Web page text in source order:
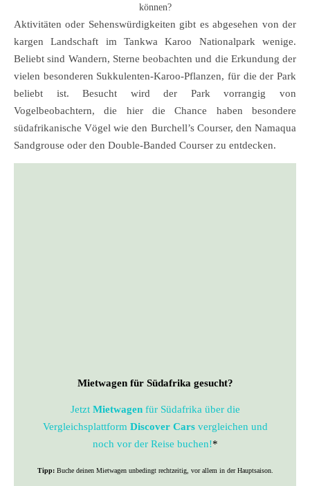
können?
Aktivitäten oder Sehenswürdigkeiten gibt es abgesehen von der
kargen Landschaft im Tankwa Karoo Nationalpark wenige.
Beliebt sind Wandern, Sterne beobachten und die Erkundung der
vielen besonderen Sukkulenten-Karoo-Pflanzen, für die der Park
beliebt ist. Besucht wird der Park vorrangig von
Vogelbeobachtern, die hier die Chance haben besondere
südafrikanische Vögel wie den Burchell’s Courser, den Namaqua
Sandgrouse oder den Double-Banded Courser zu entdecken.
Mietwagen für Südafrika gesucht?
Jetzt Mietwagenfür Südafrika über die
Vergleichsplattform Discover Carsvergleichen und
noch vor der Reise buchen!*
Tipp: Buche deinen Mietwagen unbedingt rechtzeitig, vor allem in der Hauptsaison.